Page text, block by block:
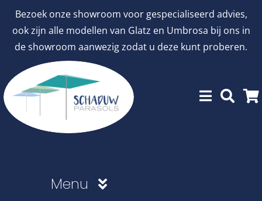
Bezoek onze showroom voor gespecialiseerd advies,
ook zijn alle modellen van Glatz en Umbrosa bij ons in
de showroom aanwezig zodat u deze kunt proberen.
inhoud
Menu